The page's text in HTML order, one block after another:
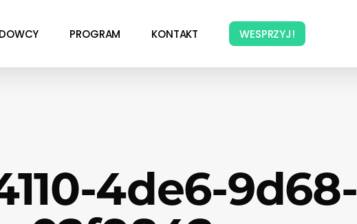
PROGRAM KONTAKT WESPRZYJ!
4de6-9d68-